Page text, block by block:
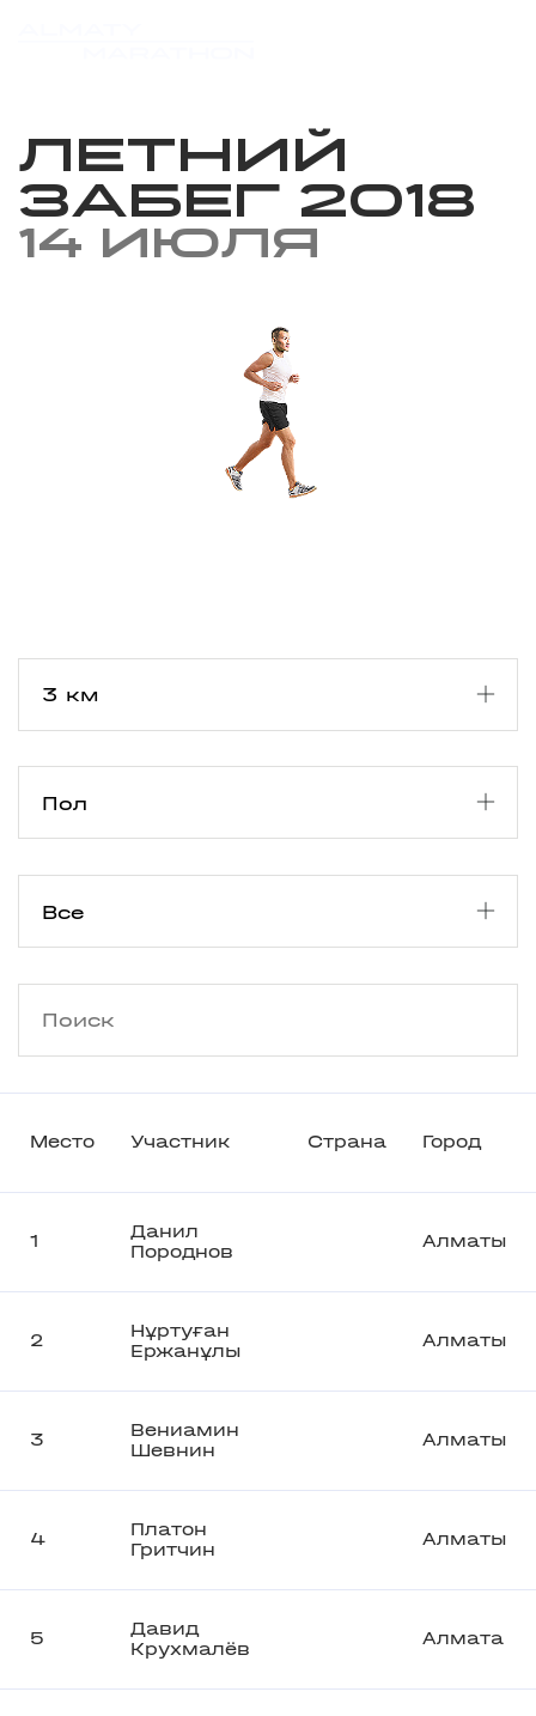
Летний
Забег 2018
14 июля
Место Участник Страна Город
1
Данил
Породнов
Алматы
2
Нұртуған
Ержанұлы
Алматы
3
Вениамин
Шевнин
Алматы
4
Платон
Гритчин
Алматы
5
Давид
Крухмалёв
Алмата